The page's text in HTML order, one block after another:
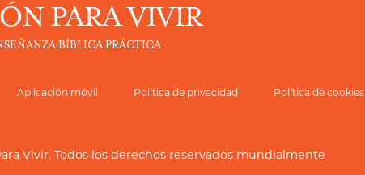
PARA VIVIR
BÍBLICA PRÁCTICA
Aplicación móvil Política de privacidad Política de cookies
Vivir. Todos los derechos reservados mundialmente